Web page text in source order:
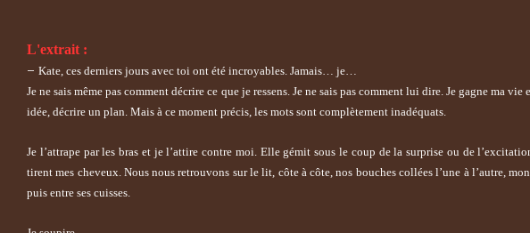
L'extrait :
– Kate, ces derniers jours avec toi ont été incroyables. Jamais… je…
Je ne sais même pas comment décrire ce que je ressens. Je ne sais pas comment lui dire. Je gagne ma
idée, décrire un plan. Mais à ce moment précis, les mots sont complètement inadéquats.
Je l’attrape par les bras et je l’attire contre moi. Elle gémit sous le coup de la surprise ou de
tirent mes cheveux. Nous nous retrouvons sur le lit, côte à côte, nos bouches collées l’une à l’autre,
puis entre ses cuisses.